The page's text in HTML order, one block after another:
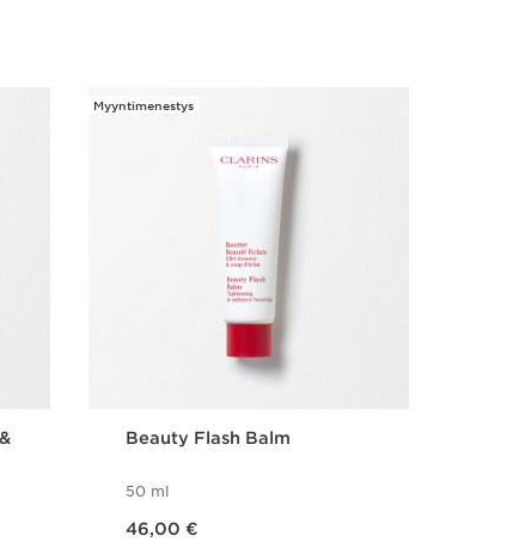
Myyntimenestys
Beauty Flash Balm
50 ml
46,00 €